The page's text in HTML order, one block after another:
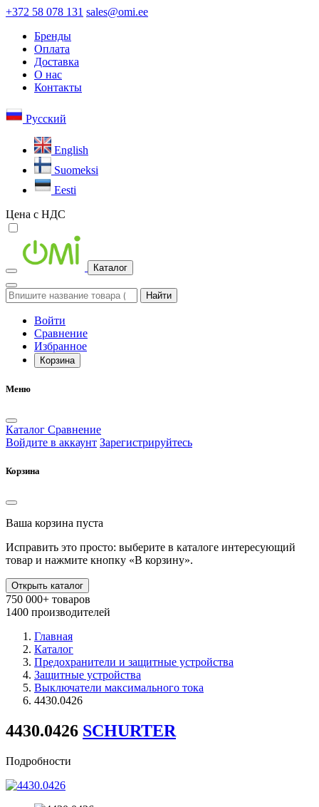
+372 58 078 131 sales@omi.ee
Бренды
Оплата
Доставка
О нас
Контакты
Русский
English
Suomeksi
Eesti
Цена с НДС
Каталог
Найти
Войти
Сравнение
Избранное
Корзина
Меню
Каталог Сравнение
Войдите в аккаунт Зарегистрируйтесь
Корзина
Ваша корзина пуста
Исправить это просто: выберите в каталоге интересующий
товар и нажмите кнопку «В корзину».
Открыть каталог
750 000+ товаров
1400 производителей
Главная
Каталог
Предохранители и защитные устройства
Защитные устройства
Выключатели максимального тока
4430.0426
4430.0426 SCHURTER
Подробности